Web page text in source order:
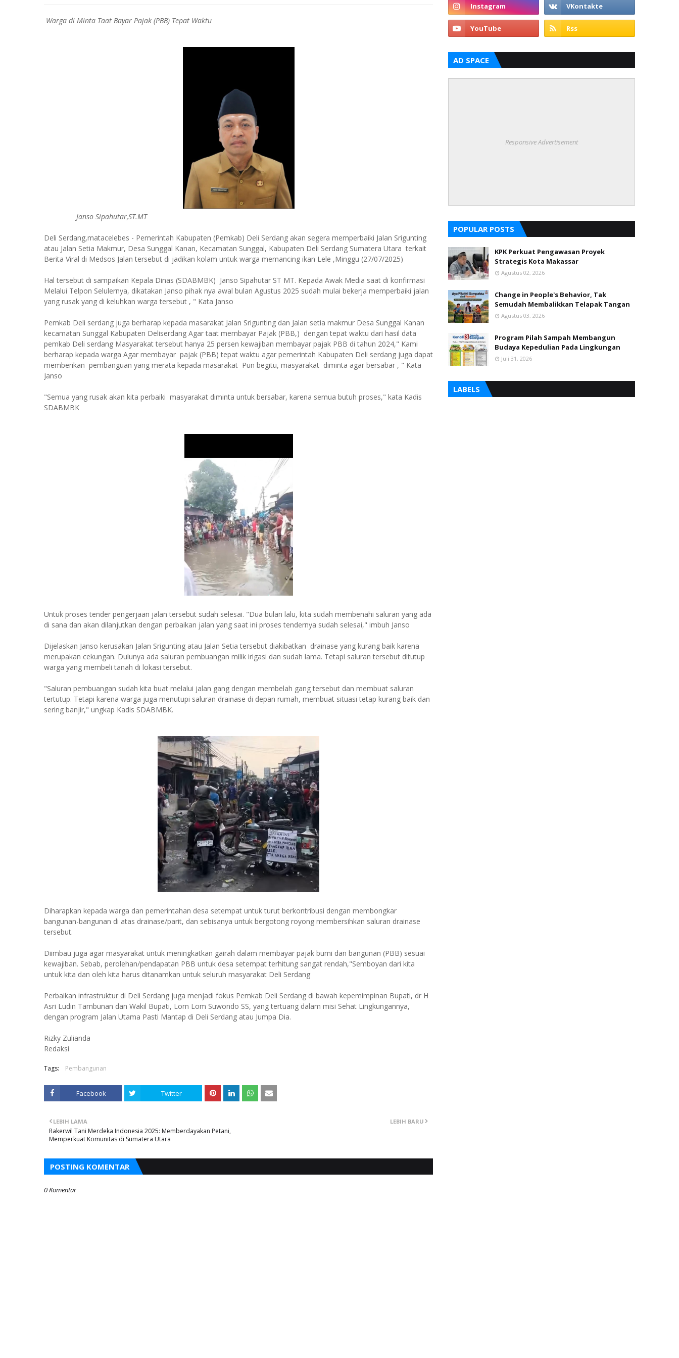
Warga di Minta Taat Bayar Pajak (PBB) Tepat Waktu
Janso Sipahutar,ST.MT
Deli Serdang,matacelebes - Pemerintah Kabupaten (Pemkab) Deli Serdang akan segera memperbaiki Jalan Srigunting
atau Jalan Setia Makmur, Desa Sunggal Kanan, Kecamatan Sunggal, Kabupaten Deli Serdang Sumatera Utara terkait
Berita Viral di Medsos Jalan tersebut di jadikan kolam untuk warga memancing ikan Lele ,Minggu (27/07/2025)
Hal tersebut di sampaikan Kepala Dinas (SDABMBK) Janso Sipahutar ST MT. Kepada Awak Media saat di konfirmasi
Melalui Telpon Selulernya, dikatakan Janso pihak nya awal bulan Agustus 2025 sudah mulai bekerja memperbaiki jalan
yang rusak yang di keluhkan warga tersebut , " Kata Janso
Pemkab Deli serdang juga berharap kepada masarakat Jalan Srigunting dan Jalan setia makmur Desa Sunggal Kanan
kecamatan Sunggal Kabupaten Deliserdang Agar taat membayar Pajak (PBB,) dengan tepat waktu dari hasil data
pemkab Deli serdang Masyarakat tersebut hanya 25 persen kewajiban membayar pajak PBB di tahun 2024," Kami
berharap kepada warga Agar membayar pajak (PBB) tepat waktu agar pemerintah Kabupaten Deli serdang juga dapat
memberikan pembanguan yang merata kepada masarakat Pun begitu, masyarakat diminta agar bersabar , " Kata
Janso
"Semua yang rusak akan kita perbaiki masyarakat diminta untuk bersabar, karena semua butuh proses," kata Kadis
SDABMBK
Untuk proses tender pengerjaan jalan tersebut sudah selesai. "Dua bulan lalu, kita sudah membenahi saluran yang ada
di sana dan akan dilanjutkan dengan perbaikan jalan yang saat ini proses tendernya sudah selesai," imbuh Janso
Dijelaskan Janso kerusakan Jalan Srigunting atau Jalan Setia tersebut diakibatkan drainase yang kurang baik karena
merupakan cekungan. Dulunya ada saluran pembuangan milik irigasi dan sudah lama. Tetapi saluran tersebut ditutup
warga yang membeli tanah di lokasi tersebut.
"Saluran pembuangan sudah kita buat melalui jalan gang dengan membelah gang tersebut dan membuat saluran
tertutup. Tetapi karena warga juga menutupi saluran drainase di depan rumah, membuat situasi tetap kurang baik dan
sering banjir," ungkap Kadis SDABMBK.
Diharapkan kepada warga dan pemerintahan desa setempat untuk turut berkontribusi dengan membongkar
bangunan-bangunan di atas drainase/parit, dan sebisanya untuk bergotong royong membersihkan saluran drainase
tersebut.
Diimbau juga agar masyarakat untuk meningkatkan gairah dalam membayar pajak bumi dan bangunan (PBB) sesuai
kewajiban. Sebab, perolehan/pendapatan PBB untuk desa setempat terhitung sangat rendah,"Semboyan dari kita
untuk kita dan oleh kita harus ditanamkan untuk seluruh masyarakat Deli Serdang
Perbaikan infrastruktur di Deli Serdang juga menjadi fokus Pemkab Deli Serdang di bawah kepemimpinan Bupati, dr H
Asri Ludin Tambunan dan Wakil Bupati, Lom Lom Suwondo SS, yang tertuang dalam misi Sehat Lingkungannya,
dengan program Jalan Utama Pasti Mantap di Deli Serdang atau Jumpa Dia.
Rizky Zulianda
Redaksi
Tags: Pembangunan
Facebook Twitter
LEBIH BARU
LEBIH LAMA
Rakerwil Tani Merdeka Indonesia 2025: Memberdayakan Petani,
Memperkuat Komunitas di Sumatera Utara
POSTING KOMENTAR
0 Komentar
AD SPACE
Responsive Advertisement
POPULAR POSTS
KPK Perkuat Pengawasan Proyek
Strategis Kota Makassar
Agustus 02, 2026
Change in People's Behavior, Tak
Semudah Membalikkan Telapak Tangan
Agustus 03, 2026
Program Pilah Sampah Membangun
Budaya Kepedulian Pada Lingkungan
Juli 31, 2026
LABELS